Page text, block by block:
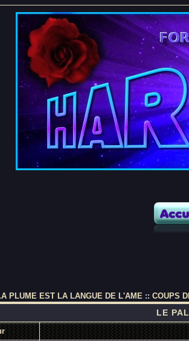
PLUME EST LA LANGUE DE L'AME :: COUPS
LE